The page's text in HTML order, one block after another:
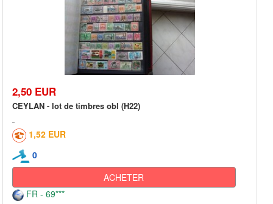
2,50 EUR
CEYLAN - lot de timbres obl (H22)
1,52 EUR
0
ACHETER
FR - 69***